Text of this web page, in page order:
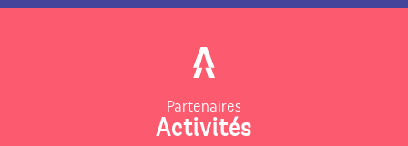
Partenaires
Activités